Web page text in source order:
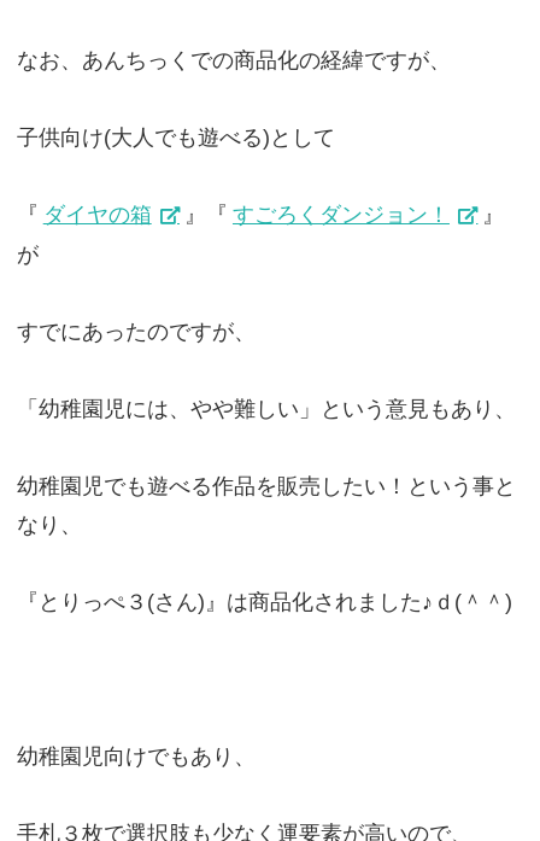
なお、あんちっくでの商品化の経緯ですが、
子供向け(大人でも遊べる)として
『 ダイヤの箱 』『 すごろくダンジョン！
』
が
すでにあったのですが、
「幼稚園児には、やや難しい」という意見もあり、
幼稚園児でも遊べる作品を販売したい！という事と
なり、
『とりっぺ３(さん)』は商品化されました♪ｄ(＾＾)
幼稚園児向けでもあり、
手札３枚で選択肢も少なく運要素が高いので、